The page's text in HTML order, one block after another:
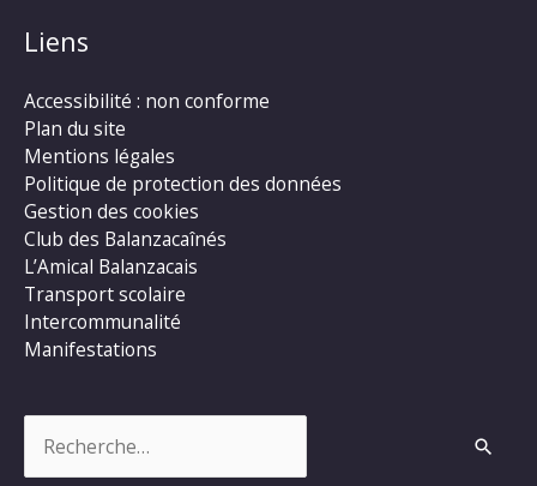
Liens
Accessibilité : non conforme
Plan du site
Mentions légales
Politique de protection des données
Gestion des cookies
Club des Balanzacaînés
L’Amical Balanzacais
Transport scolaire
Intercommunalité
Manifestations